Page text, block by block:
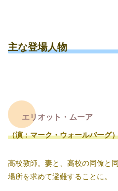
主な登場人物
エリオット・ムーア
（演：マーク・ウォールバーグ
高校教師。妻と、高校の同僚と
場所を求めて避難することに。